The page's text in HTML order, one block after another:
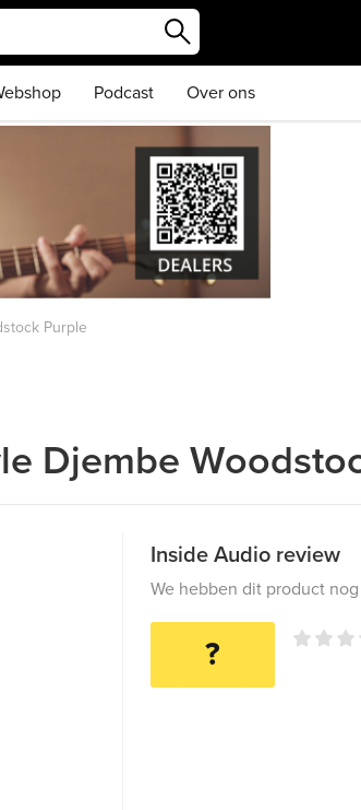
Podcast Over ons
Purple
Djembe
Inside Audio review
We hebben dit product
?